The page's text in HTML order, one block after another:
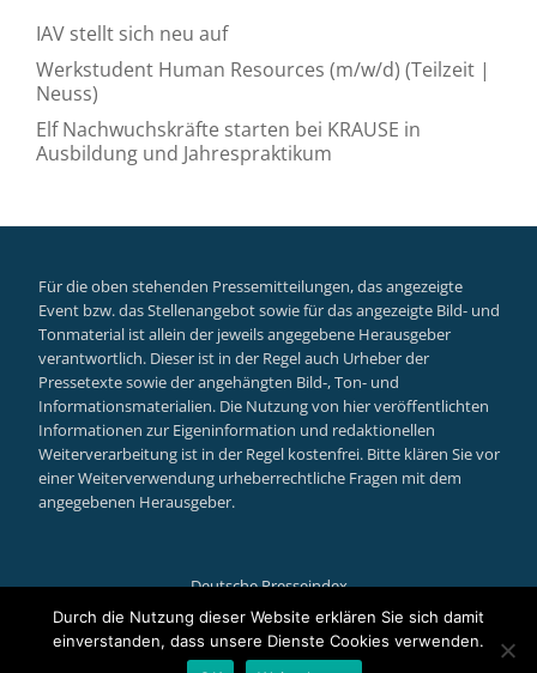
IAV stellt sich neu auf
Werkstudent Human Resources (m/w/d) (Teilzeit |
Neuss)
Elf Nachwuchskräfte starten bei KRAUSE in
Ausbildung und Jahrespraktikum
Für die oben stehenden Pressemitteilungen, das angezeigte
Event bzw. das Stellenangebot sowie für das angezeigte Bild- und
Tonmaterial ist allein der jeweils angegebene Herausgeber
verantwortlich. Dieser ist in der Regel auch Urheber der
Pressetexte sowie der angehängten Bild-, Ton- und
Informationsmaterialien. Die Nutzung von hier veröffentlichten
Informationen zur Eigeninformation und redaktionellen
Weiterverarbeitung ist in der Regel kostenfrei. Bitte klären Sie vor
einer Weiterverwendung urheberrechtliche Fragen mit dem
angegebenen Herausgeber.
Deutsche Presseindex
Secondary
Llorix One Litepowered by WordPress
Durch die Nutzung dieser Website erklären Sie sich damit
einverstanden, dass unsere Dienste Cookies verwenden.